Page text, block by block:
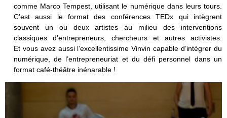
comme Marco Tempest, utilisant le numérique dans leurs tours.
C’est aussi le format des conférences TEDx qui intègrent
souvent un ou deux artistes au milieu des interventions
classiques d’entrepreneurs, chercheurs et autres activistes.
Et vous avez aussi l’excellentissime Vinvin capable d’intégrer du
numérique, de l’entrepreneuriat et du défi personnel dans un
format café-théâtre inénarable !